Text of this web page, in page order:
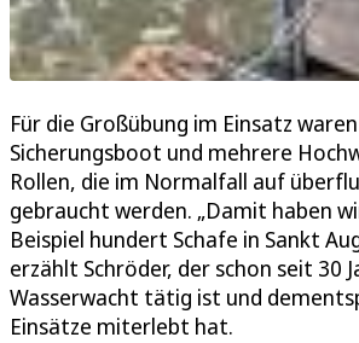
Für die Großübung im Einsatz
Sicherungsboot und mehrere
Rollen, die im Normalfall auf
gebraucht werden. „Damit haben
Beispiel hundert Schafe in Sankt
erzählt Schröder, der schon seit 30
Wasserwacht tätig ist und
Einsätze miterlebt hat.